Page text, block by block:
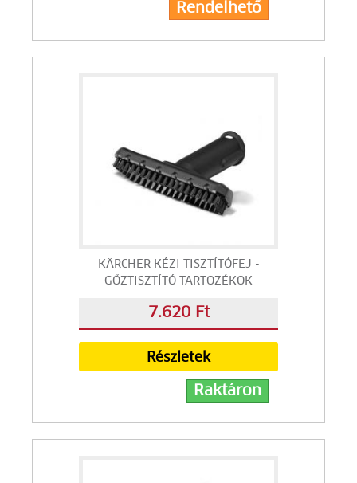
Rendelhető
KÄRCHER KÉZI TISZTÍTÓFEJ -
GŐZTISZTÍTÓ TARTOZÉKOK
7.620 Ft
Részletek
Raktáron